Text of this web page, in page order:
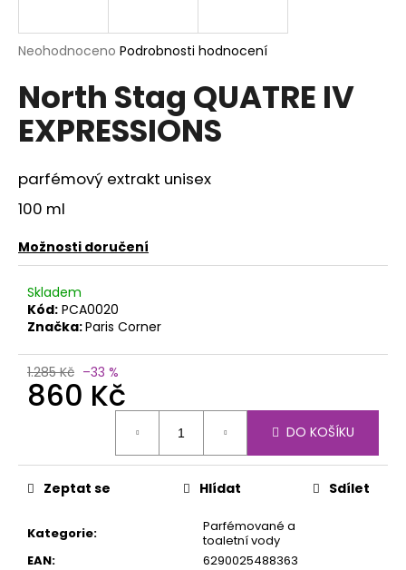
Průměrné
produktu
je
0,0
hvězdiček.
Neohodnoceno Podrobnosti hodnocení
North Stag QUATRE IV
EXPRESSIONS
parfémový extrakt unisex
100 ml
Možnosti doručení
Skladem
Kód: PCA0020
Značka:Paris Corner
1.285 Kč –33 %
860 Kč
DO KOŠÍKU
Kategorie:
Parfémované a
toaletní vody
EAN:
6290025488363
Zeptat se Hlídat Sdílet
j
t
?
D
o
p
o
u
e
m